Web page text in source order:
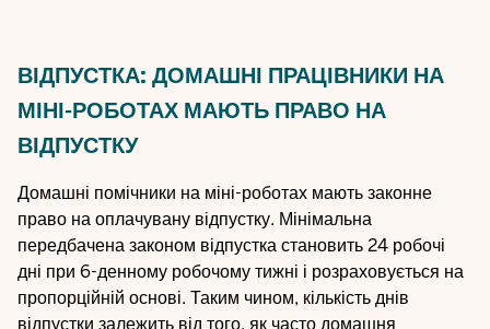
ВІДПУСТКА: ДОМАШНІ ПРАЦІВНИКИ НА
МІНІ-РОБОТАХ МАЮТЬ ПРАВО НА
ВІДПУСТКУ
Домашні помічники на міні-роботах мають законне
право на оплачувану відпустку. Мінімальна
передбачена законом відпустка становить 24 робочі
дні при 6-денному робочому тижні і розраховується на
пропорційній основі. Таким чином, кількість днів
відпустки залежить від того, як часто домашня